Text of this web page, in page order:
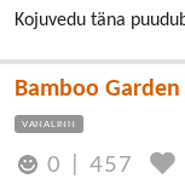
Kojuvedu täna
Bamboo Garden
VANALINN
0 |457